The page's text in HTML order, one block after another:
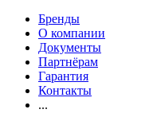
Бренды
О компании
Документы
Партнёрам
Гарантия
Контакты
...